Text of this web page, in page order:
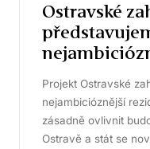
Ostravské
Projekt Ostravské
nejambicióznější
zásadně ovlivnit
Ostravě a stát se